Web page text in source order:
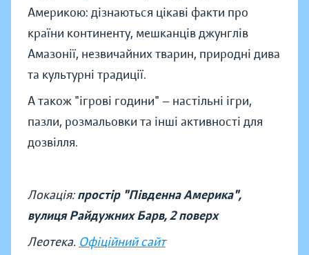
Америкою: дізнаються цікаві факти про
країни континенту, мешканців джунглів
Амазонії, незвичайних тварин, природні дива
та культурні традиції.
А також "ігрові години" — настільні ігри,
пазли, розмальовки та інші активності для
дозвілля.
Локація:простір "Південна Америка",
вулиця Райдужних Барв, 2 поверх
Леотека. Офіційний сайт